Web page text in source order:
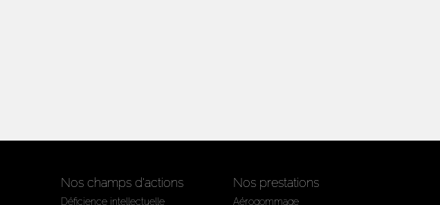
Nos champs d'actions
Déficience intellectuelle
Nos prestations
Aérogommage